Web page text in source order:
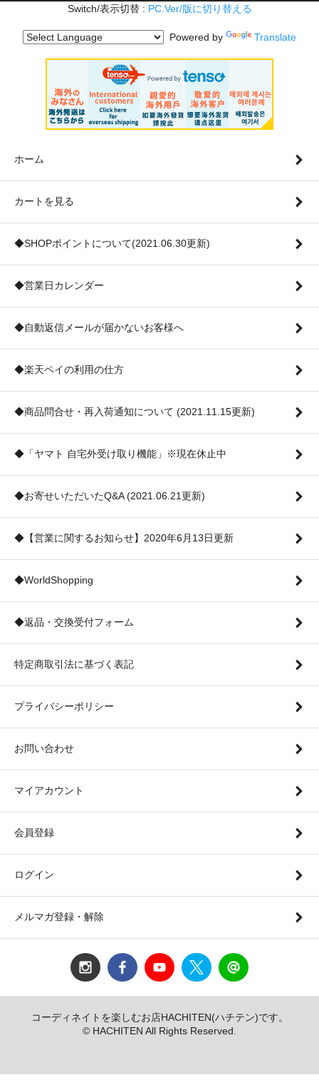
Switch/表示切替 : PC.Ver/版に切り替える
Powered by Translate
ホーム
カートを見る
◆SHOPポイントについて(2021.06.30更新)
◆営業日カレンダー
◆自動返信メールが届かないお客様へ
◆楽天ペイの利用の仕方
◆商品問合せ・再入荷通知について (2021.11.15更新)
◆「ヤマト 自宅外受け取り機能」※現在休止中
◆お寄せいただいたQ&A (2021.06.21更新)
◆【営業に関するお知らせ】2020年6月13日更新
◆WorldShopping
◆返品・交換受付フォーム
特定商取引法に基づく表記
プライバシーポリシー
お問い合わせ
マイアカウント
会員登録
ログイン
メルマガ登録・解除
コーディネイトを楽しむお店HACHITEN(ハチテン)です。
© HACHITEN All Rights Reserved.